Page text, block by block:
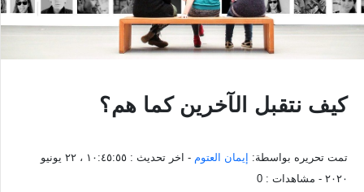
كيف نتقبل الآخرين كما هم؟
تمت تحريره بواسطة: إيمان العتوم - اخر تحديث :
١٠:٤٥:٥٥ ، ٢٢ يونيو
٢٠٢٠ - مشاهدات : 0